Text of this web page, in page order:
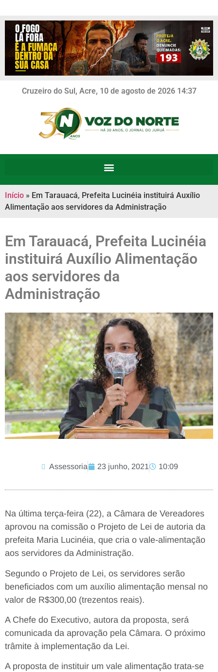
Cruzeiro do Sul, Acre, 10 de agosto de 2026 14:37
Início » Em Tarauacá, Prefeita Lucinéia instituirá Auxílio
Alimentação aos servidores da Administração
Em Tarauacá, Prefeita Lucinéia
instituirá Auxílio Alimentação
aos servidores da
Administração
Assessoria 23 junho, 2021 10:09
Na última terça-feira (22), a Câmara de Vereadores
aprovou na comissão o Projeto de Lei de autoria da
prefeita Maria Lucinéia, que cria o vale-alimentação
aos servidores da Administração.
Segundo o Projeto de Lei, os servidores serão
beneficiados com um auxílio alimentação mensal no
valor de R$300,00 (trezentos reais).
A Chefe do Executivo, autora da proposta, será
comunicada da aprovação pela Câmara. O próximo
trâmite à implementação da Lei.
A proposta de instituir um vale alimentação trata-se